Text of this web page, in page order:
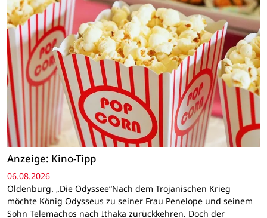
Anzeige: Kino-Tipp
06.08.2026
Oldenburg. „Die Odyssee“Nach dem Trojanischen Krieg
möchte König Odysseus zu seiner Frau Penelope und seinem
Sohn Telemachos nach Ithaka zurückkehren. Doch der